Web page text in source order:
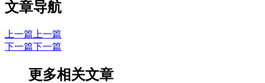
文章导航
上一篇 上一篇
下一篇下一篇
更多相关文章